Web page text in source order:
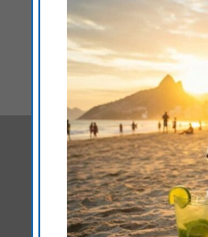
kunnen parkeersenoren
aan de voor en
Meer